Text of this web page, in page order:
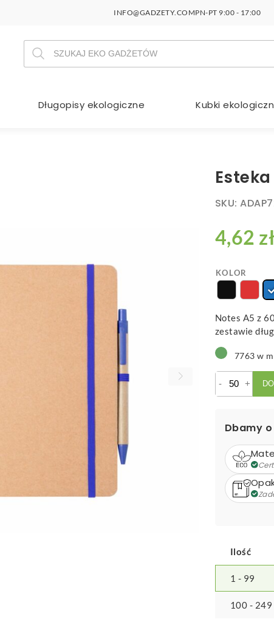
INFO@GADZETY.COMPN-PT 9:00 - 17:00
Wyszukiwarka
produktów
Długopisy ekologiczne Kubki
SKU:
4,62 zł
KOLOR
Notes A5 z
zestawie
7763 w
-
ilość
+
Dbamy
Ilość
1 - 99
100 - 249